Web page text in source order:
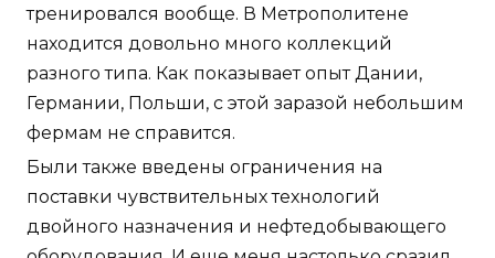
тренировался вообще. В Метрополитене
находится довольно много коллекций
разного типа. Как показывает опыт Дании,
Германии, Польши, с этой заразой небольшим
фермам не справится.
Были также введены ограничения на
поставки чувствительных технологий
двойного назначения и нефтедобывающего